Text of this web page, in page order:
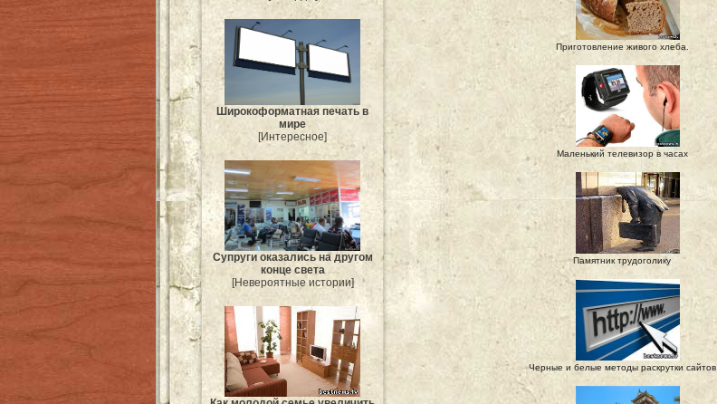
Широкоформатная печать в
мире
[Интересное]
Супруги оказались на другом
конце света
[Невероятные истории]
Приготовление живого хлеба.
Маленький телевизор в часах
Памятник трудоголику
Черные и белые методы раскрутки сайтов